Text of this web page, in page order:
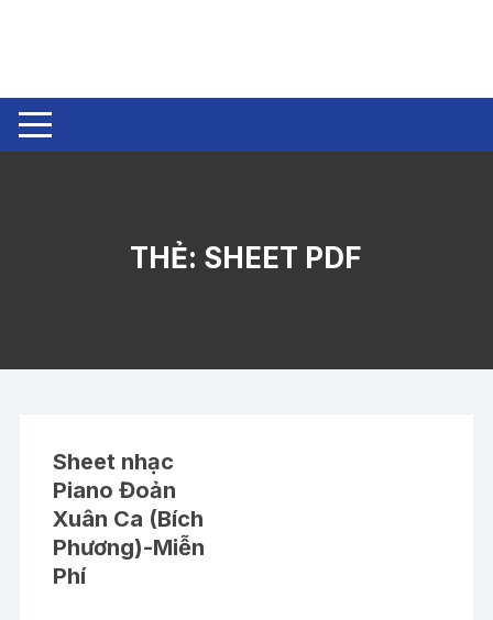
THẺ: SHEET PDF
Sheet nhạc
Piano Đoản
Xuân Ca (Bích
Phương)-Miễn
Phí